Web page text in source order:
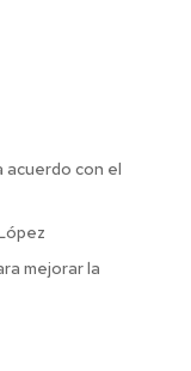
acuerdo con el
mejorar la